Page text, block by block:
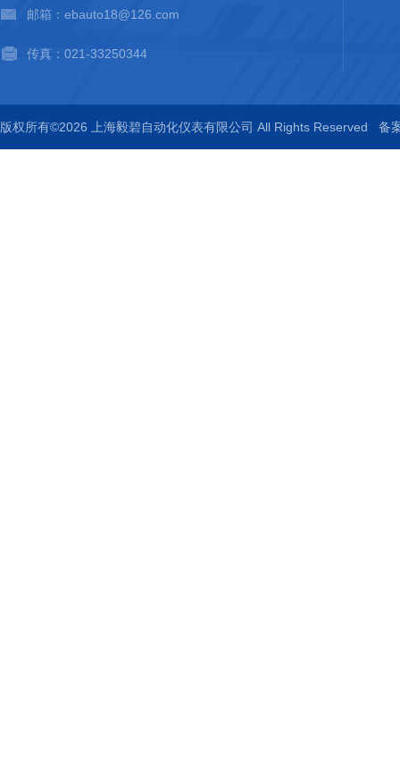
邮箱：ebauto18@126.com
传真：021-33250344
版权所有©2026 上海毅碧自动化仪表有限公司 All Rights Reserved 备